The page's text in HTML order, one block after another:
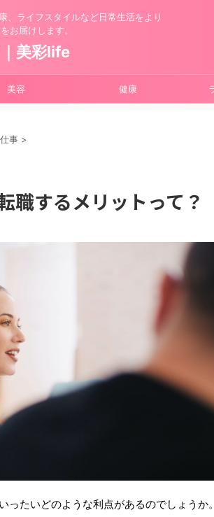
、ライフスタイルなど日常生活をより
お届けします。
美彩life
美容 健康
仕事 >
職するメリットって？
ったいどのような利点があるのでしょうか。